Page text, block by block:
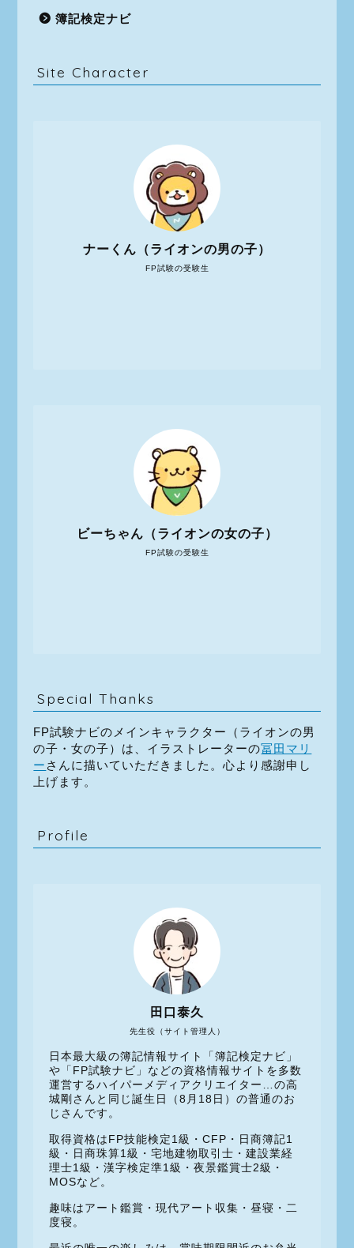
簿記検定ナビ
Site Character
FP試験の受験生
ナーくん（ライオンの男の子）
FP試験の受験生
ビーちゃん（ライオンの女の子）
Special Thanks
FP試験ナビのメインキャラクター（ライオンの男
の子・女の子）は、イラストレーターの冨田マリ
ー さんに描いていただきました。心より感謝申し
上げます。
Profile
先生役（サイト管理人）
田口泰久
日本最大級の簿記情報サイト「簿記検定ナビ」
や「FP試験ナビ」などの資格情報サイトを多数
運営するハイパーメディアクリエイター…の高
城剛さんと同じ誕生日（8月18日）の普通のお
じさんです。
取得資格はFP技能検定1級・CFP・日商簿記1
級・日商珠算1級・宅地建物取引士・建設業経
理士1級・漢字検定準1級・夜景鑑賞士2級・
MOSなど。
趣味はアート鑑賞・現代アート収集・昼寝・二
度寝。